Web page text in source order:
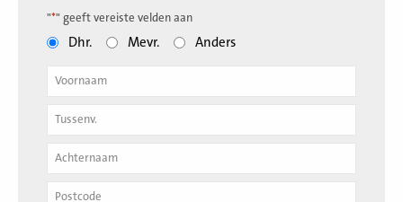
"*" geeft vereiste velden aan
Dhr. Mevr. Anders